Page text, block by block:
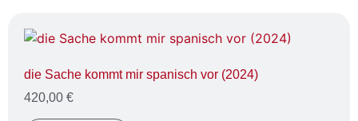
die Sache kommt mir spanisch vor (2024)
420,00 €